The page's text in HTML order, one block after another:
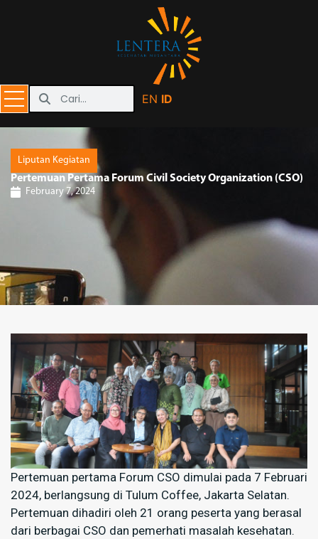
EN ID
Liputan Kegiatan
Pertemuan Pertama Forum Civil Society Organization (CSO)
February 7, 2024
Pertemuan pertama Forum CSO dimulai pada 7 Februari
2024, berlangsung di Tulum Coffee, Jakarta Selatan.
Pertemuan dihadiri oleh 21 orang peserta yang berasal
dari berbagai CSO dan pemerhati masalah kesehatan.